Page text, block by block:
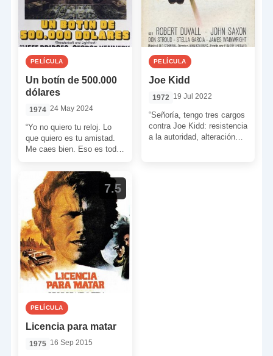
PELÍCULA
Un botín de 500.000
dólares
1974 24 May 2024
“Yo no quiero tu reloj. Lo
que quiero es tu amistad.
Me caes bien. Eso es todo.
PELÍCULA
Joe Kidd
1972 19 Jul 2022
“Señoría, tengo tres cargos
contra Joe Kidd: resistencia
a la autoridad, alteración
7.5
PELÍCULA
Licencia para matar
1975 16 Sep 2015